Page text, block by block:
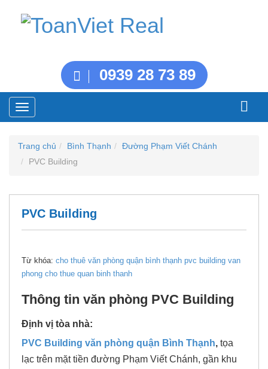
0939 28 73 89
Toggle
navigation
Trang chủ Bình Thạnh
Đường Phạm Viết Chánh
PVC Building
PVC Building
Từ khóa: cho thuê văn phòng quận bình thạnh pvc building van
phong cho thue quan binh thanh
Thông tin văn phòng PVC Building
Định vị tòa nhà:
PVC Building văn phòng quận Bình Thạnh, tọa
lạc trên mặt tiền đường Phạm Viết Chánh, gần khu